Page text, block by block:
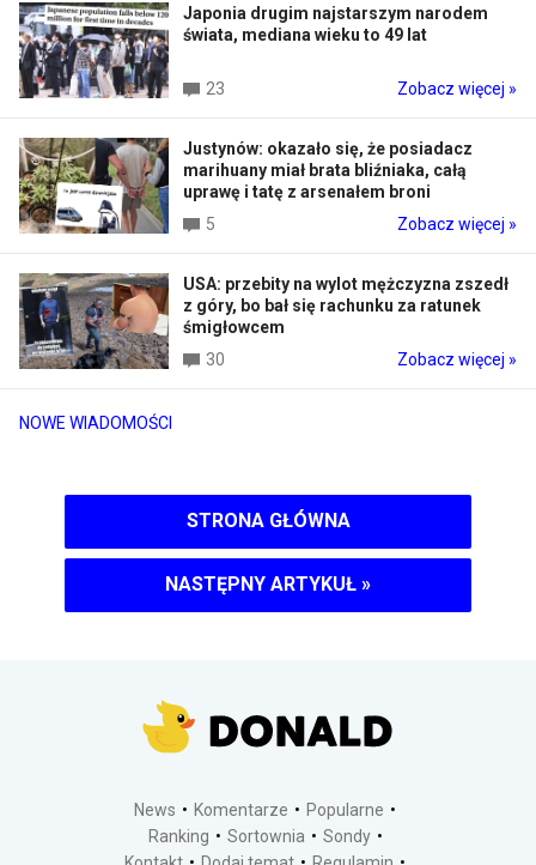
NOWE WIADOMOŚCI
Japonia drugim najstarszym narodem
świata, mediana wieku to 49 lat
23 Zobacz więcej »
Justynów: okazało się, że posiadacz
marihuany miał brata bliźniaka, całą
uprawę i tatę z arsenałem broni
5
Zobacz więcej »
USA: przebity na wylot mężczyzna zszedł
z góry, bo bał się rachunku za ratunek
śmigłowcem
30
Zobacz więcej »
STRONA GŁÓWNA
NASTĘPNY ARTYKUŁ »
News Komentarze
Popularne
Ranking
Sortownia
Sondy